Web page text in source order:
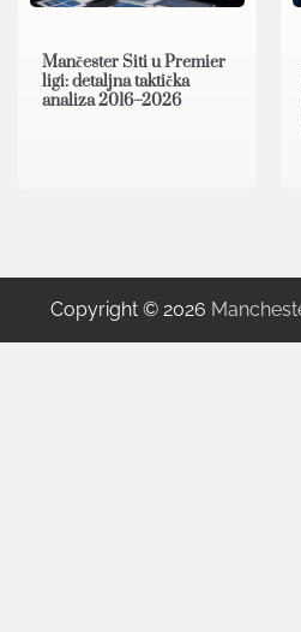
Mančester Siti u Premier
ligi: detaljna taktička
analiza 2016–2026
Copyright © 2026